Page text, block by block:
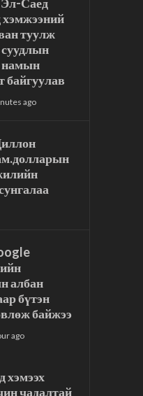
хэмжээний
туулж
намын
байгуулав
ago
албан
бүтэн
байжээ
ago
хэмээх
чадалтай